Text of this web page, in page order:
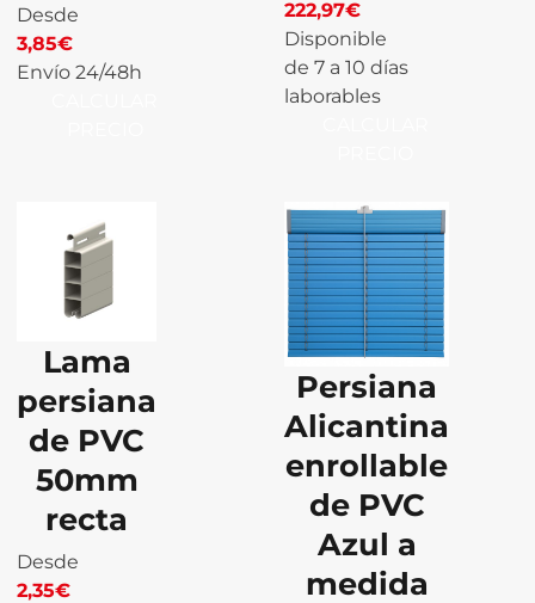
Desde
3,85€
Envío 24/48h
222,97€
Disponible
de 7 a 10 días
laborables
Lama
persiana
de PVC
50mm
recta
Desde
2,35€
Persiana
Alicantina
enrollable
de PVC
Azul a
medida